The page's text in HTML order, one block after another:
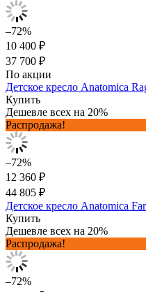
–72%
10 400 ₽
37 700 ₽
По акции
Детское кресло Anatomica
Купить
Дешевле всех на 20%
Распродажа!
–72%
12 360 ₽
44 805 ₽
Детское кресло Anatomica
Купить
Дешевле всех на 20%
Распродажа!
–72%